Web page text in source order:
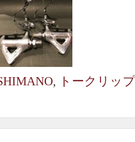
, トークリッ